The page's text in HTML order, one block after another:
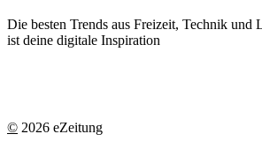
Die besten Trends aus Freizeit, Technik und
ist deine digitale Inspiration
© 2026 eZeitung